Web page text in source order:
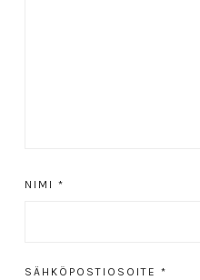
NIMI *
SÄHKÖPOSTIOSOITE *